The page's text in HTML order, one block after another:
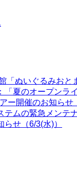
ぬいぐるみおと
夏のオープンラ
ー開催のお知らせ
テムの緊急メンテ
せ（6/3(水)）